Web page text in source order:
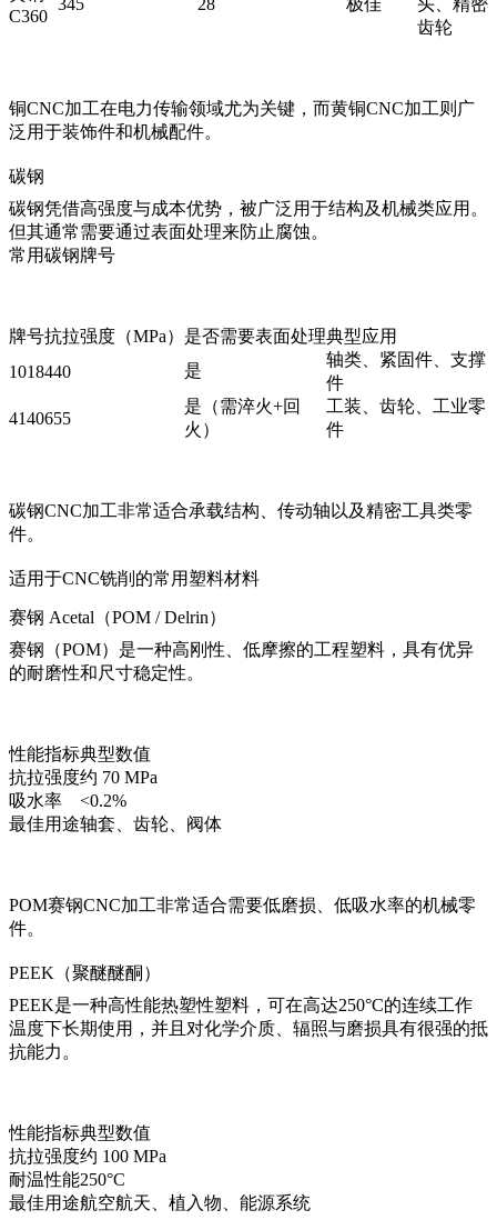
C360
齿轮
铜CNC加工在电力传输领域尤为关键，而黄铜CNC加工则广
泛用于装饰件和机械配件。
碳钢
碳钢凭借高强度与成本优势，被广泛用于结构及机械类应用。
但其通常需要通过表面处理来防止腐蚀。
常用碳钢牌号
牌号抗拉强度（MPa） 是否需要表面处理典型应用
1018440 是
轴类、紧固件、支撑
件
4140655
是（需淬火+回
火）
工装、齿轮、工业零
件
碳钢CNC加工非常适合承载结构、传动轴以及精密工具类零
件。
适用于CNC铣削的常用塑料材料
赛钢 Acetal（POM / Delrin）
赛钢（POM）是一种高刚性、低摩擦的工程塑料，具有优异
的耐磨性和尺寸稳定性。
性能指标典型数值
抗拉强度约 70 MPa
吸水率
<0.2%
最佳用途轴套、齿轮、阀体
POM赛钢CNC加工非常适合需要低磨损、低吸水率的机械零
件。
PEEK（聚醚醚酮）
PEEK是一种高性能热塑性塑料，可在高达250°C的连续工作
温度下长期使用，并且对化学介质、辐照与磨损具有很强的抵
抗能力。
性能指标典型数值
抗拉强度约 100 MPa
耐温性能250°C
最佳用途航空航天、植入物、能源系统